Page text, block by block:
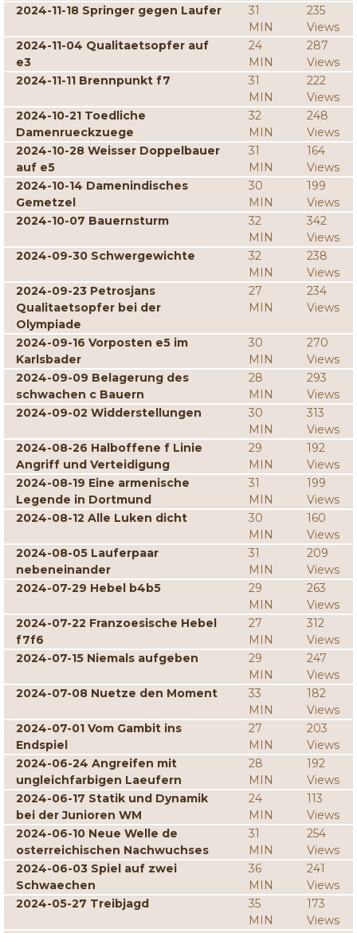
2024-11-18 Springer gegen Laufer
31
MIN
235
Views
2024-11-04 Qualitaetsopfer auf
e3
24
MIN
287
Views
2024-11-11 Brennpunkt f7
31
MIN
222
Views
2024-10-21 Toedliche
Damenrueckzuege
32
MIN
248
Views
2024-10-28 Weisser Doppelbauer
auf e5
31
MIN
164
Views
2024-10-14 Damenindisches
Gemetzel
30
MIN
199
Views
2024-10-07 Bauernsturm
32
MIN
342
Views
2024-09-30 Schwergewichte
32
MIN
238
Views
2024-09-23 Petrosjans
Qualitaetsopfer bei der
Olympiade
27
MIN
234
Views
2024-09-16 Vorposten e5 im
Karlsbader
30
MIN
270
Views
2024-09-09 Belagerung des
schwachen c Bauern
28
MIN
293
Views
2024-09-02 Widderstellungen
30
MIN
313
Views
2024-08-26 Halboffene f Linie
Angriff und Verteidigung
29
MIN
192
Views
2024-08-19 Eine armenische
Legende in Dortmund
31
MIN
199
Views
2024-08-12 Alle Luken dicht
30
MIN
160
Views
2024-08-05 Lauferpaar
nebeneinander
31
MIN
209
Views
2024-07-29 Hebel b4b5
29
MIN
263
Views
2024-07-22 Franzoesische Hebel
f7f6
27
MIN
312
Views
2024-07-15 Niemals aufgeben
29
MIN
247
Views
2024-07-08 Nuetze den Moment
33
MIN
182
Views
2024-07-01 Vom Gambit ins
Endspiel
27
MIN
203
Views
2024-06-24 Angreifen mit
ungleichfarbigen Laeufern
28
MIN
192
Views
2024-06-17 Statik und Dynamik
bei der Junioren WM
24
MIN
113
Views
2024-06-10 Neue Welle de
osterreichischen Nachwuchses
31
MIN
254
Views
2024-06-03 Spiel auf zwei
Schwaechen
36
MIN
241
Views
2024-05-27 Treibjagd
35
MIN
173
Views